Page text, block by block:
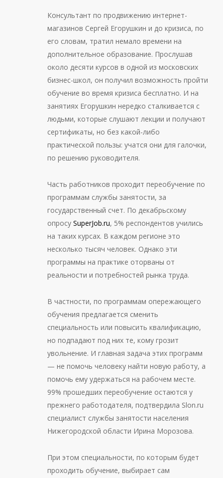
Консультант по продвижению интернет-
магазинов Сергей Егорушкин и до кризиса, по
его словам, тратил немало времени на
дополнительное образование. Прослушав
около десяти курсов в одной из московских
бизнес-школ, он получил возможность пройти
обучение во время кризиса бесплатно. И на
занятиях Егорушкин нередко сталкивается с
людьми, которые слушают лекции и получают
сертификаты, но без какой-либо
практической пользы: учатся они для галочки,
по решению руководителя.
Часть работников проходит переобучение по
программам службы занятости, за
государственный счет. По декабрьскому
опросу SuperJob.ru, 5% респондентов учились
на таких курсах. В каждом регионе это
несколько тысяч человек. Однако эти
программы на практике оторваны от
реальности и потребностей рынка труда.
В частности, по программам опережающего
обучения предлагается сменить
специальность или повысить квалификацию,
но подпадают под них те, кому грозит
увольнение. И главная задача этих программ
— не помочь человеку найти новую работу, а
помочь ему удержаться на рабочем месте.
99% прошедших переобучение остаются у
прежнего работодателя, подтвердила Slon.ru
специалист службы занятости населения
Нижегородской области Ирина Морозова.
При этом специальности, по которым будет
проходить обучение, выбирает сам